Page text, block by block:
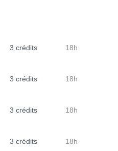
3 crédits 18h
3 crédits 18h
3 crédits 18h
3 crédits 18h